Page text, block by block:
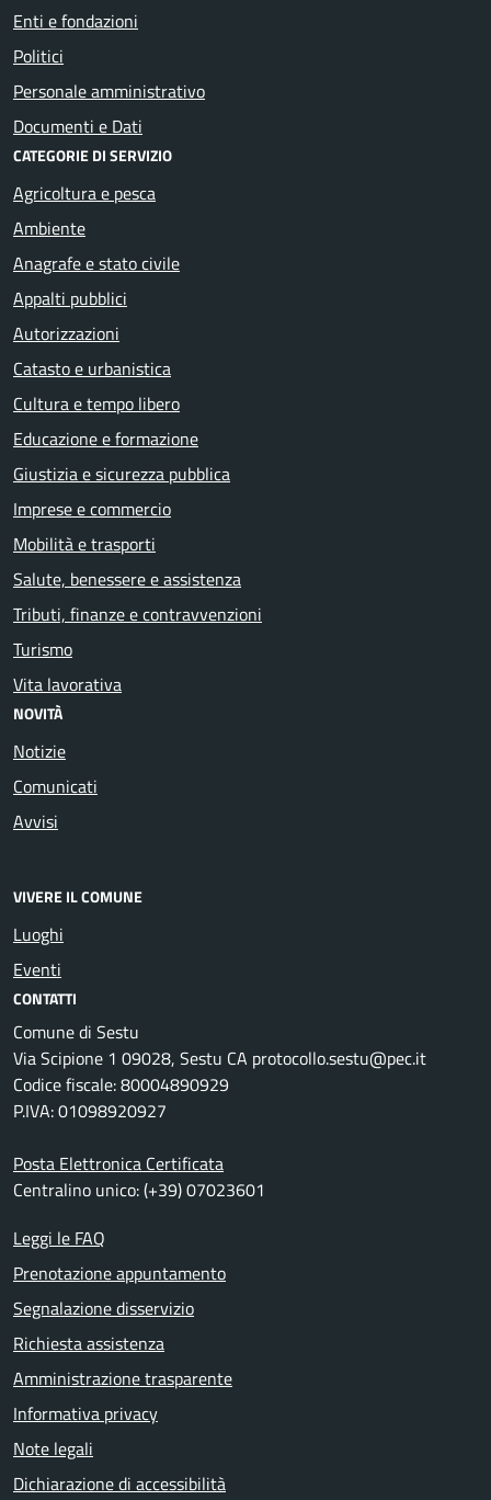
Enti e fondazioni
Politici
Personale amministrativo
Documenti e Dati
CATEGORIE DI SERVIZIO
Agricoltura e pesca
Ambiente
Anagrafe e stato civile
Appalti pubblici
Autorizzazioni
Catasto e urbanistica
Cultura e tempo libero
Educazione e formazione
Giustizia e sicurezza pubblica
Imprese e commercio
Mobilità e trasporti
Salute, benessere e assistenza
Tributi, finanze e contravvenzioni
Turismo
Vita lavorativa
NOVITÀ
Notizie
Comunicati
Avvisi
VIVERE IL COMUNE
Luoghi
Eventi
CONTATTI
Comune di Sestu
Via Scipione 1 09028, Sestu CA protocollo.sestu@pec.it
Codice fiscale: 80004890929
P.IVA: 01098920927
Posta Elettronica Certificata
Centralino unico: (+39) 07023601
Leggi le FAQ
Prenotazione appuntamento
Segnalazione disservizio
Richiesta assistenza
Amministrazione trasparente
Informativa privacy
Note legali
Dichiarazione di accessibilità